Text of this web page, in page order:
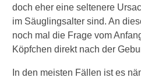
doch eher eine seltenere
im Säuglingsalter sind. An
noch mal die Frage vom
Köpfchen direkt nach der
In den meisten Fällen ist es
n
B
a
b
y
r